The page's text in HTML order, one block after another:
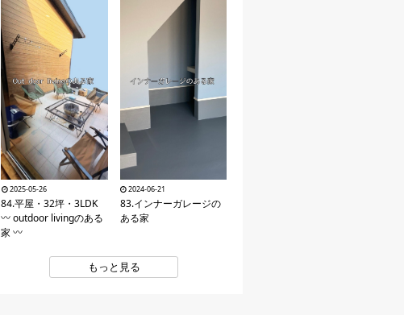
2025-05-26
84.平屋・32坪・3LDK
〰 outdoor livingのある
家 〰
2024-06-21
83.インナーガレージの
ある家
もっと見る